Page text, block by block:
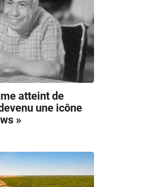
atteint de
une icône
»